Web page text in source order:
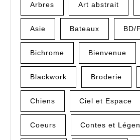
Arbres Art abstrait
Asie Bateaux BD/
Bichrome Bienvenue
Blackwork Broderie
Chiens Ciel et Espace
Coeurs Contes et